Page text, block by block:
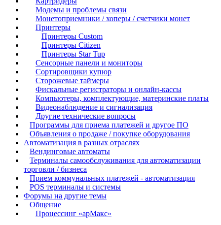
Модемы и проблемы связи
Монетоприемники / хоперы / счетчики монет
Принтеры
Принтеры Custom
Принтеры Citizen
Принтеры Star Tup
Сенсорные панели и мониторы
Сортировщики купюр
Сторожевые таймеры
Фискальные регистраторы и онлайн-кассы
Компьютеры, комплектующие, материнские платы
Видеонаблюдение и сигнализация
Другие технические вопросы
Программы для приема платежей и другое ПО
Объявления о продаже / покупке оборудования
Автоматизация в разных отраслях
Вендинговые автоматы
Терминалы самообслуживания для автоматизации
торговли / бизнеса
Прием коммунальных платежей - автоматизация
POS терминалы и системы
Форумы на другие темы
Общение
Процессинг «арМакс»